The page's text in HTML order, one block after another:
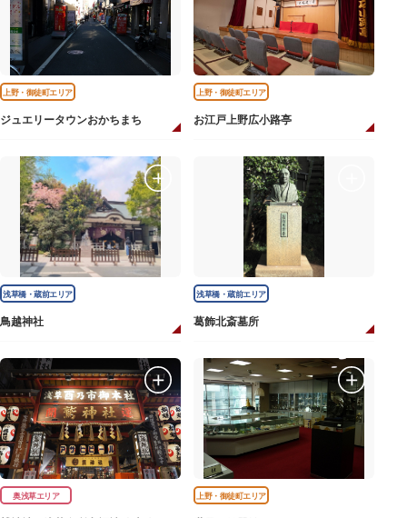
上野・御徒町エリア
ジュエリータウンおかちまち
上野・御徒町エリア
お江戸上野広小路亭
浅草橋・蔵前エリア
鳥越神社
浅草橋・蔵前エリア
葛飾北斎墓所
奥浅草エリア 上野・御徒町エリア